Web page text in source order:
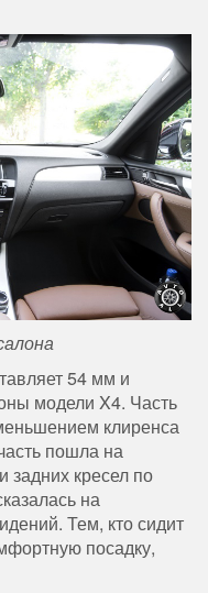
54 мм и
модели X4. Часть
клиренса
пошла на
кресел по
на
Тем, кто сидит
посадку,